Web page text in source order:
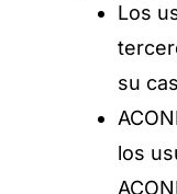
Los
su
los